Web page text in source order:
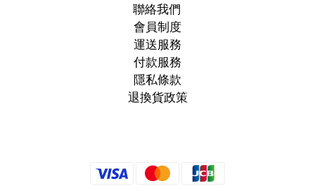
聯絡我們
會員制度
運送服務
付款服務
隱私條款
退換貨政策